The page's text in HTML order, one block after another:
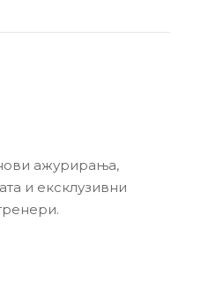
ажурирања,
и ексклузивни